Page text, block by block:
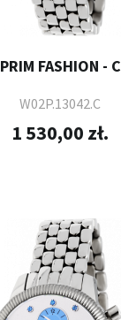
PRIM FASHION - C
W02P.13042.C
1 530,00 zł.